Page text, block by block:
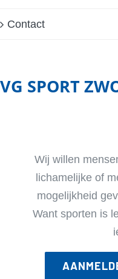
Contact
VG SPORT
Wij willen
lichamelijke of
mogelijkheid
Want sporten is